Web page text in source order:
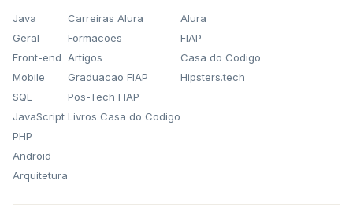
Java
Geral
Front-end
Mobile
SQL
JavaScript
PHP
Android
Arquitetura
Carreiras Alura
Formacoes
Artigos
Graduacao FIAP
Pos-Tech FIAP
Livros Casa do Codigo
Alura
FIAP
Casa do Codigo
Hipsters.tech